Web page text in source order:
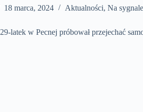
18 marca, 2024 Aktualności, Na sygnale
29-latek w Pecnej próbował przejechać